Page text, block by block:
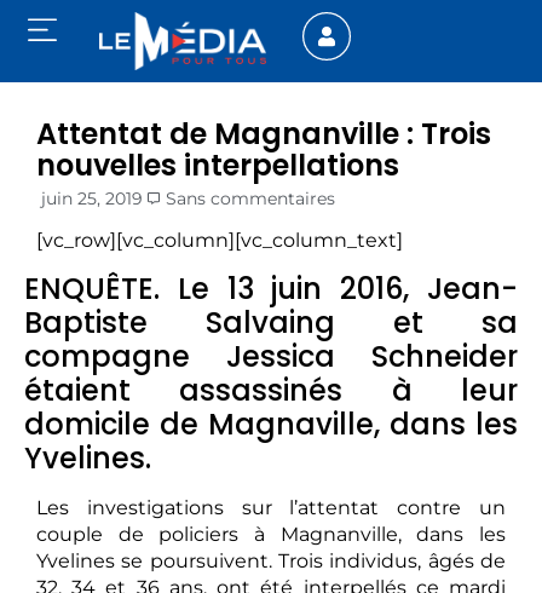
Attentat de Magnanville : Trois
nouvelles interpellations
juin 25, 2019 Sans commentaires
[vc_row][vc_column][vc_column_text]
ENQUÊTE. Le 13 juin 2016, Jean-
Baptiste Salvaing et sa
compagne Jessica Schneider
étaient assassinés à leur
domicile de Magnaville, dans les
Yvelines.
Les investigations sur l’attentat contre un
couple de policiers à Magnanville, dans les
Yvelines se poursuivent. Trois individus, âgés de
32, 34 et 36 ans, ont été interpellés ce mardi